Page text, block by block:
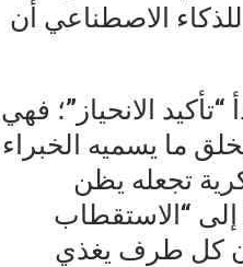
الاصطناعي أن
الانحياز”؛ فهي
ما يسميه الخبراء
تجعله يظن
إلى “الاستقطاب
كل طرف يغذي